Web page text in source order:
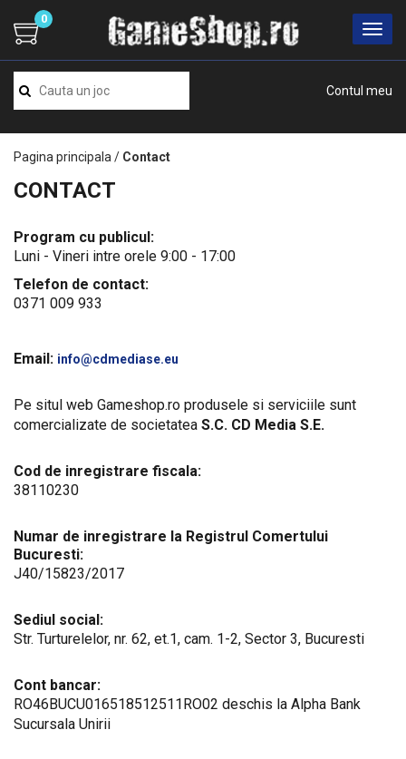
Contul meu
0
Pagina principala / Contact
CONTACT
Program cu publicul:
Luni - Vineri intre orele 9:00 - 17:00
Telefon de contact:
0371 009 933
Email: info@cdmediase.eu
Pe situl web Gameshop.ro produsele si serviciile sunt
comercializate de societatea S.C. CD Media S.E.
Cod de inregistrare fiscala:
38110230
Numar de inregistrare la Registrul Comertului
Bucuresti:
J40/15823/2017
Sediul social:
Str. Turturelelor, nr. 62, et.1, cam. 1-2, Sector 3, Bucuresti
Cont bancar:
RO46BUCU016518512511RO02 deschis la Alpha Bank
Sucursala Unirii